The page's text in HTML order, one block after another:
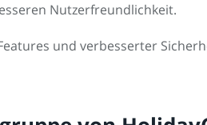
Nutzerfreundlichkeit.
und verbesserter